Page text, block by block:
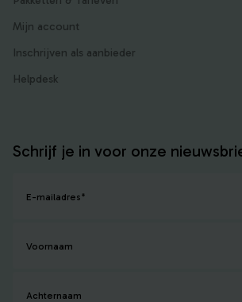
Mijn account
Inschrijven als aanbieder
Helpdesk
Schrijf je in voor onze
E-mailadres*
Voornaam
Achternaam